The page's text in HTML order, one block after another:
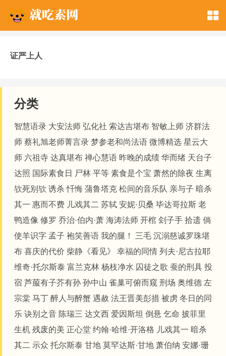
证严上人
分类
智慧语录 大安法师 弘化社 索达吉堪布 智敏上师 济群法
师 蔡礼旭老师菁言录 梦参老和尚法语 微博精选 星云大
师 六祖寺 达真堪布 禅心慧语 昨晚的成绩 华而绪 天台子
达照 国际素食日 尸林 平等 素食是个宝 萧然的除夜 生离
欤死别欤 诱杀 忏悔 蒲鲁塔克 松间的音乐队 亲与子 暗杀
其一 惠而不费 儿戏其二 苏轼 安妮·贝桑 毕达哥拉斯 老
鸭造像 修罗 乔治·伯内·萧 海涛法师 开棺 刽子手 拾遗 倘
使羊识字 孟子 袍笑善语 我的腿！ 三毛 沉溺​​​​慈诚罗珠堪
布 喜庆的代价 柴静《看见》 幸福的同情 列夫·尼古拉耶
维奇·托尔斯泰 富兰克林 杨枝净水 囚徒之歌 蚕的刑具 投
宿 芦菔有子芥有孙 孙中山 雀巢可俯而窥 刑场 奥维德 左
宗棠 马丁 醉人与醉蟹 遇赦 法王晋美彭措 被虏 冬日的同
乐 诀别之音 陈瑞三 达文西 爱因斯坦 倒悬 乞命 披菲里
生机 残废的美 正心堂 约翰·哈维·开洛格 儿戏其一 暗杀
其二 示众 托尔斯泰 甘地 莫罕达斯·甘地 萧伯纳 安娜·珊